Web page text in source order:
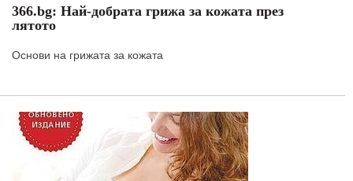
366.bg: Най-добрата грижа за кожата през
лятото
Основи на грижата за кожата